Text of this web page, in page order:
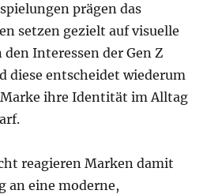
prägen das
setzen gezielt auf visuelle
den Interessen der Gen Z
diese entscheidet wiederum
Marke ihre Identität im Alltag
reagieren Marken damit
an eine moderne,